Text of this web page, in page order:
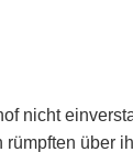
nicht
rümpften über